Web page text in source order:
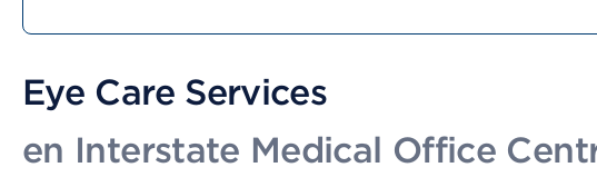
Eye Care Services
en Interstate Medical Office